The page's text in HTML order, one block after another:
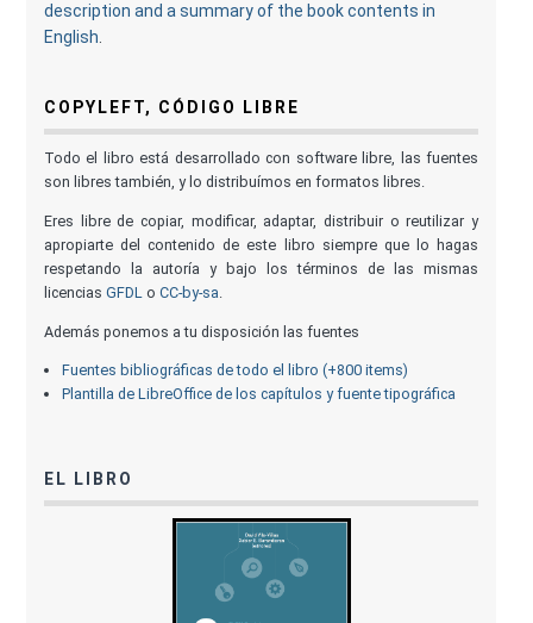
description and a summary of the book contents in
English.
COPYLEFT, CÓDIGO LIBRE
Todo el libro está desarrollado con software libre, las fuentes
son libres también, y lo distribuímos en formatos libres.
Eres libre de copiar, modificar, adaptar, distribuir o reutilizar y
apropiarte del contenido de este libro siempre que lo hagas
respetando la autoría y bajo los términos de las mismas
licencias GFDLo CC-by-sa.
Además ponemos a tu disposición las fuentes
Fuentes bibliográficas de todo el libro (+800 items)
Plantilla de LibreOffice de los capítulos y fuente tipográfica
EL LIBRO